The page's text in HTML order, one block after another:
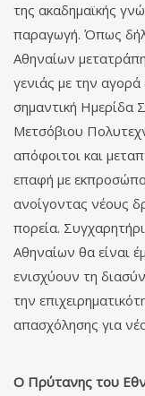
της ακαδημαϊκής
παραγωγή. Όπως
Αθηναίων
γενιάς με την
σημαντική Ημερίδα
Μετσόβιου
απόφοιτοι και
επαφή με
ανοίγοντας νέους
πορεία.
Αθηναίων θα είναι
ενισχύουν τη
την
απασχόλησης για
Ο Πρύτανης του